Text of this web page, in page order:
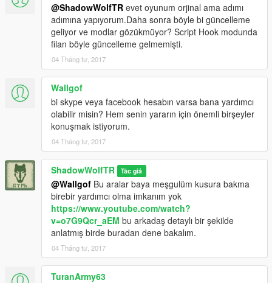
@ShadowWolfTR evet oyunum orjinal ama adımı
adımına yapıyorum.Daha sonra böyle bi güncelleme
geliyor ve modlar gözükmüyor? Script Hook modunda
filan böyle güncelleme gelmemişti.
04 Tháng tư, 2017
Wallgof
bi skype veya facebook hesabın varsa bana yardımcı
olabilir misin? Hem senin yararın için önemli birşeyler
konuşmak istiyorum.
04 Tháng tư, 2017
ShadowWolfTR Tác giả
@Wallgof Bu aralar baya meşgulüm kusura bakma
birebir yardımcı olma imkanım yok
https://www.youtube.com/watch?
v=o7G9Qcr_aEM bu arkadaş detaylı bir şekilde
anlatmış birde buradan dene bakalım.
04 Tháng tư, 2017
TuranArmy63